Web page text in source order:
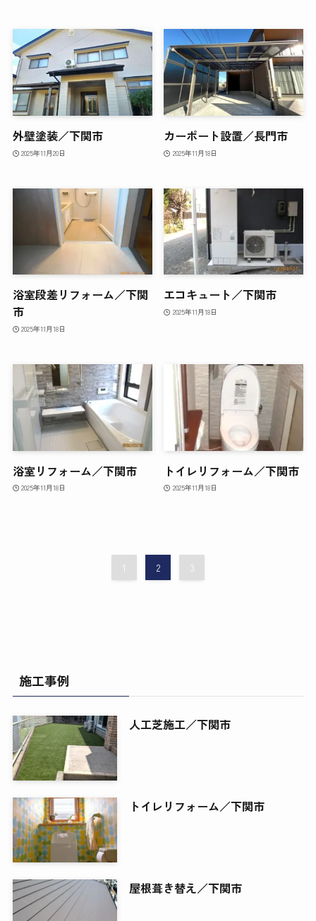
外壁塗装／下関市
2025年11月20日
カーポート設置／長門市
2025年11月18日
浴室段差リフォーム／下関
市
2025年11月18日
エコキュート／下関市
2025年11月18日
浴室リフォーム／下関市
2025年11月18日
トイレリフォーム／下関市
2025年11月18日
1 2 3
施工事例
人工芝施工／下関市
トイレリフォーム／下関市
屋根葺き替え／下関市